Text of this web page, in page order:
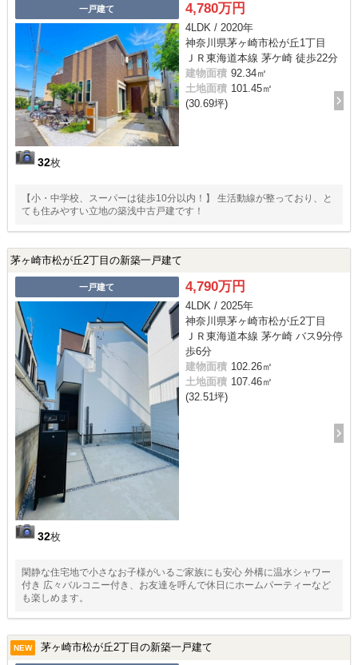
一戸建て
32枚
4,780万円
4LDK / 2020年
神奈川県茅ヶ崎市松が丘1丁目
ＪＲ東海道本線 茅ケ崎 徒歩22分
建物面積 92.34㎡
土地面積 101.45㎡
(30.69坪)
【小・中学校、スーパーは徒歩10分以内！】 生活動線が整っており、と
ても住みやすい立地の築浅中古戸建です！
茅ヶ崎市松が丘2丁目の新築一戸建て
一戸建て
32枚
4,790万円
4LDK / 2025年
神奈川県茅ヶ崎市松が丘2丁目
ＪＲ東海道本線 茅ケ崎 バス9分停
歩6分
建物面積 102.26㎡
土地面積 107.46㎡
(32.51坪)
閑静な住宅地で小さなお子様がいるご家族にも安心 外構に温水シャワー
付き 広々バルコニー付き、お友達を呼んで休日にホームパーティーなど
も楽しめます。
NEW 茅ヶ崎市松が丘2丁目の新築一戸建て